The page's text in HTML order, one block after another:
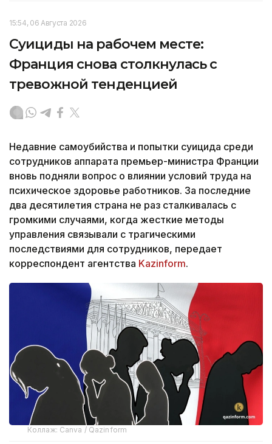
15:54, 06 Августа 2026
Суициды на рабочем месте:
Франция снова столкнулась с
тревожной тенденцией
Недавние самоубийства и попытки суицида среди
сотрудников аппарата премьер-министра Франции
вновь подняли вопрос о влиянии условий труда на
психическое здоровье работников. За последние
два десятилетия страна не раз сталкивалась с
громкими случаями, когда жесткие методы
управления связывали с трагическими
последствиями для сотрудников, передает
корреспондент агентства Kazinform.
Коллаж: Canva / Qazinform